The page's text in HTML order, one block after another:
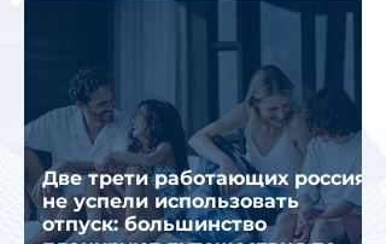
Две трети работающих россиян
не успели использовать
отпуск: большинство